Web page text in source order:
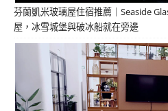
芬蘭凱米玻璃屋住宿推薦｜Seaside
屋，冰雪城堡與破冰船就在旁邊